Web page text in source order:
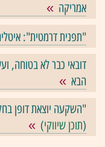
אמריקה
"תפנית דרמטית":
דובאי כבר לא בטוחה,
הבא
"השקעה יוצאת דופן
(תוכן שיווקי)